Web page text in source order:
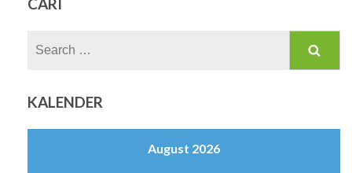
KALENDER
August 2026